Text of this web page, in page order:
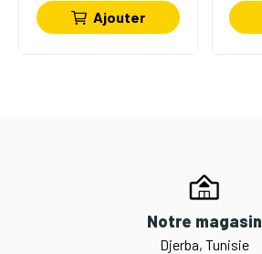
Ajouter
Notre magasin
Djerba, Tunisie